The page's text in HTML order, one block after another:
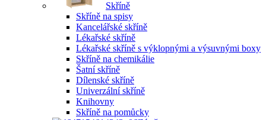
Skříně
Skříně na spisy
Kancelářské skříně
Lékařské skříně
Lékařské skříně s výklopnými a výsuvnými boxy
Skříně na chemikálie
Šatní skříně
Dílenské skříně
Univerzální skříně
Knihovny
Skříně na pomůcky